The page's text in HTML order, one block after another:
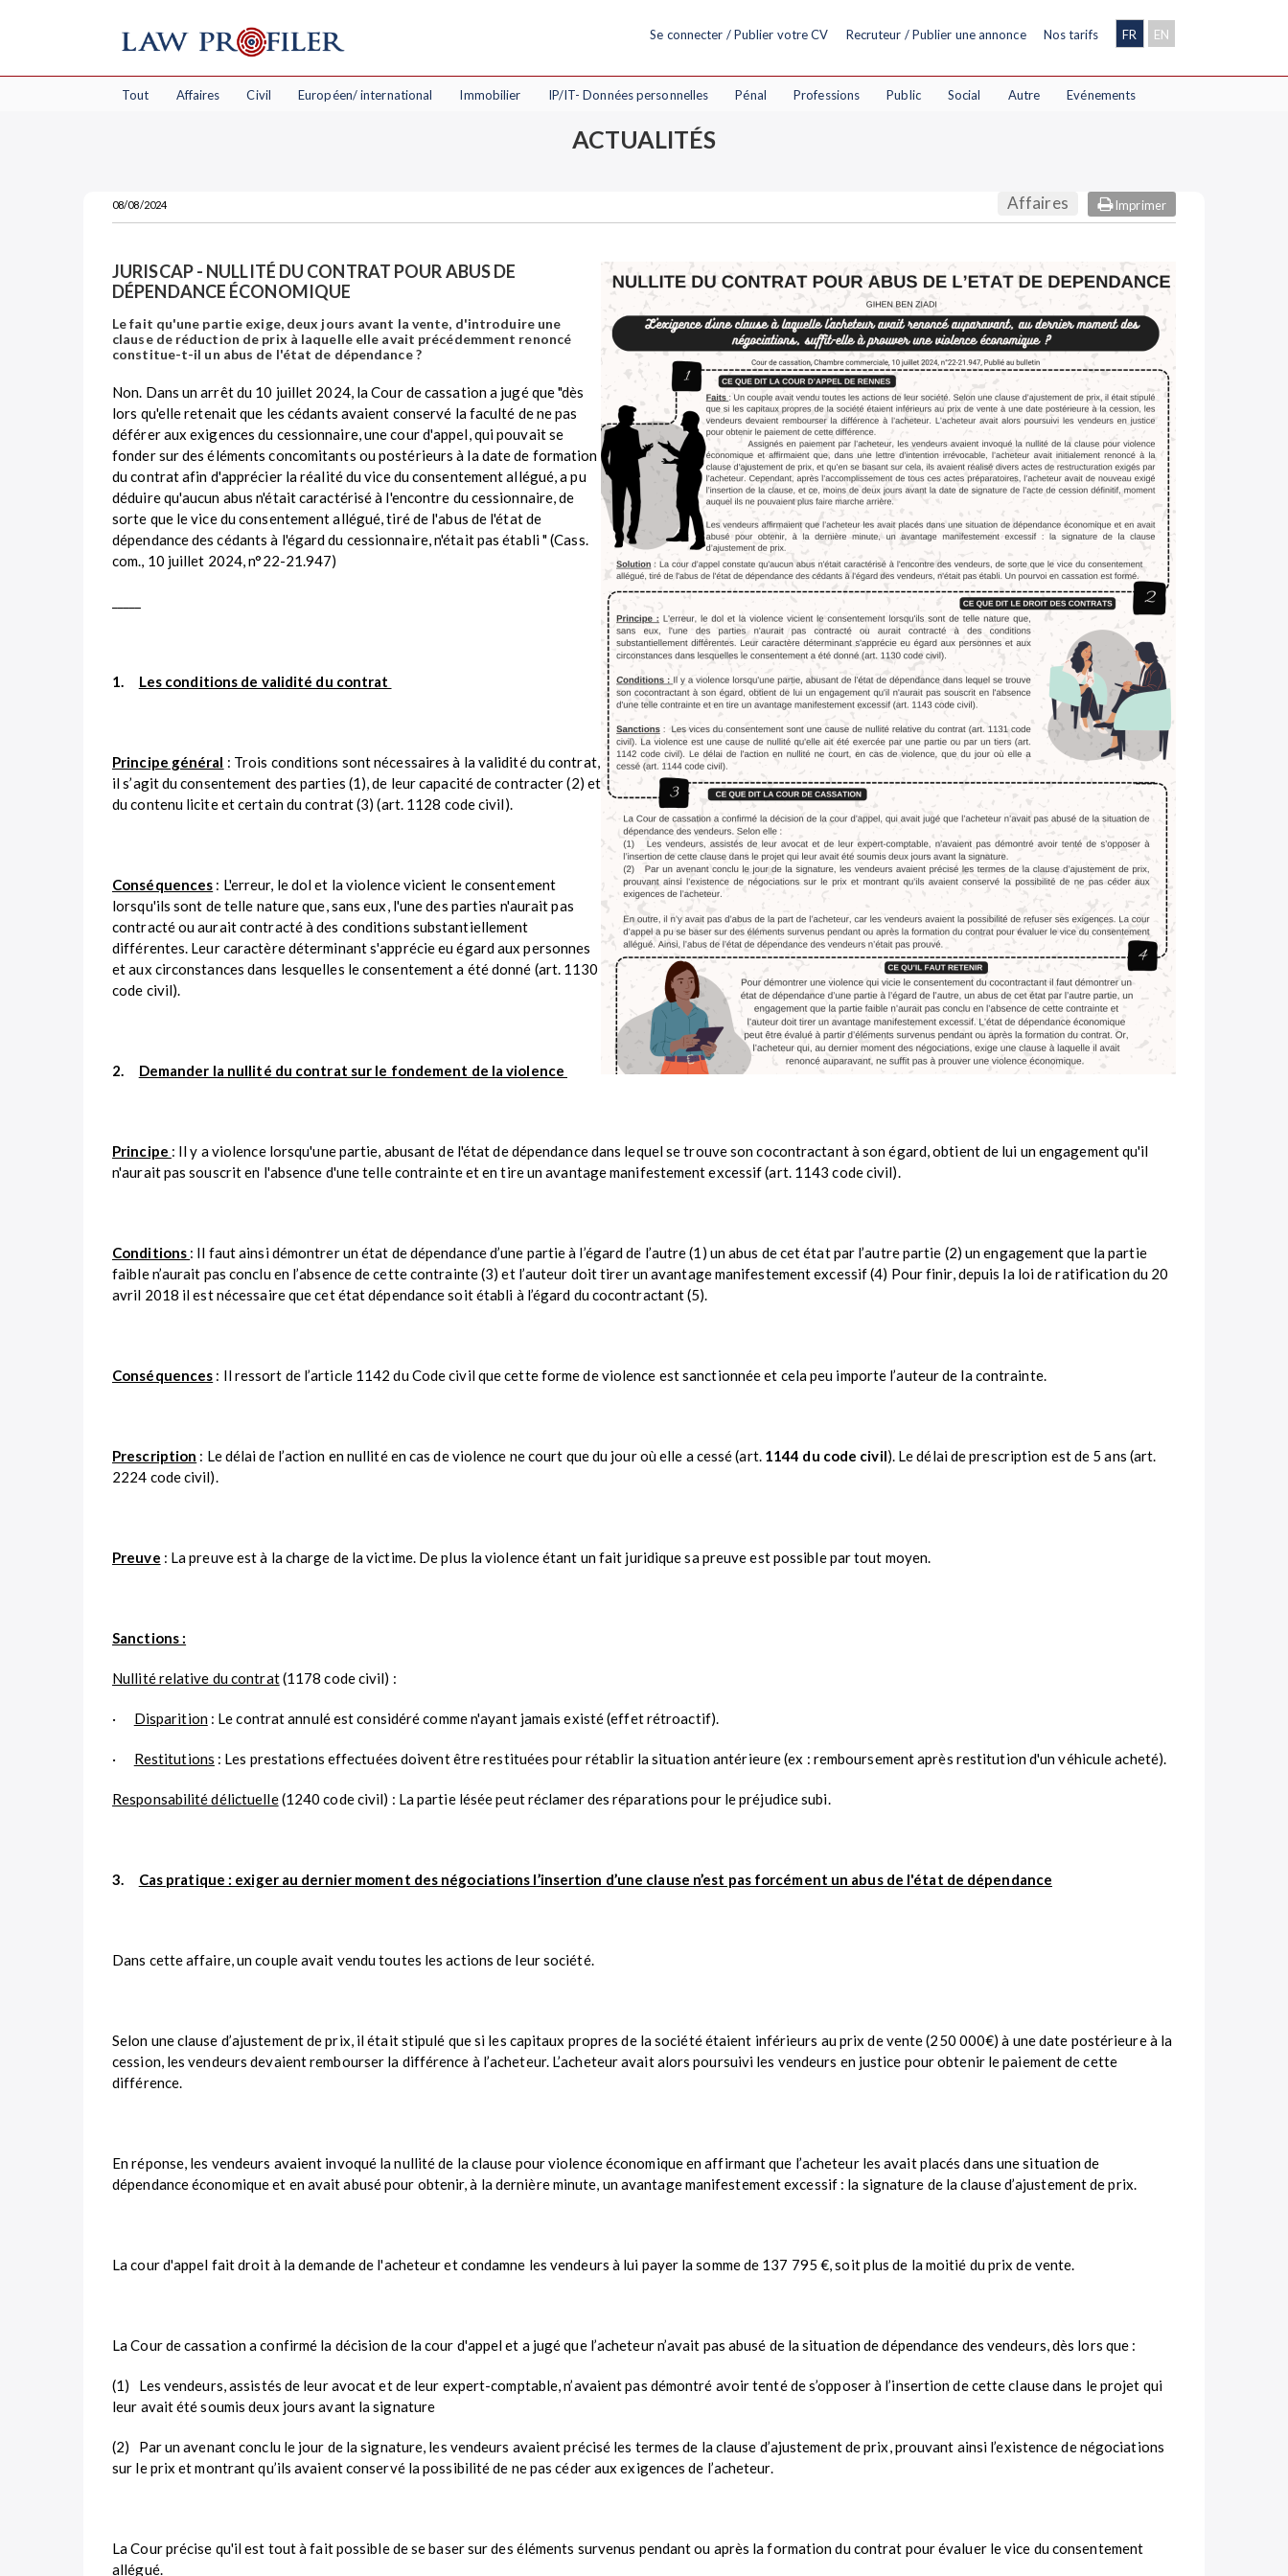
Se connecter / Publier votre CV Recruteur / Publier une annonce Nos tarifs FR EN
Tout Affaires Civil Européen/ international Immobilier IP/IT- Données personnelles Pénal Professions Public Social Autre Evénements
ACTUALITÉS
Imprimer
08/08/2024 Affaires
JURISCAP - NULLITÉ DU CONTRAT POUR ABUS DE
DÉPENDANCE ÉCONOMIQUE
Le fait qu'une partie exige, deux jours avant la vente, d'introduire une
clause de réduction de prix à laquelle elle avait précédemment renoncé
constitue-t-il un abus de l'état de dépendance ?
Non. Dans un arrêt du 10 juillet 2024, la Cour de cassation a jugé que "dès
lors qu'elle retenait que les cédants avaient conservé la faculté de ne pas
déférer aux exigences du cessionnaire, une cour d'appel, qui pouvait se
fonder sur des éléments concomitants ou postérieurs à la date de formation
du contrat afin d'apprécier la réalité du vice du consentement allégué, a pu
déduire qu'aucun abus n'était caractérisé à l'encontre du cessionnaire, de
sorte que le vice du consentement allégué, tiré de l'abus de l'état de
dépendance des cédants à l'égard du cessionnaire, n'était pas établi " (Cass.
com., 10 juillet 2024, n°22-21.947)
1. Les conditions de validité du contrat
Principe général : Trois conditions sont nécessaires à la validité du contrat,
il s’agit du consentement des parties (1), de leur capacité de contracter (2) et
du contenu licite et certain du contrat (3) (art. 1128 code civil).
Conséquences : L'erreur, le dol et la violence vicient le consentement
lorsqu'ils sont de telle nature que, sans eux, l'une des parties n'aurait pas
contracté ou aurait contracté à des conditions substantiellement
différentes. Leur caractère déterminant s'apprécie eu égard aux personnes
et aux circonstances dans lesquelles le consentement a été donné (art. 1130
code civil).
2. Demander la nullité du contrat sur le fondement de la violence
Principe : Il y a violence lorsqu'une partie, abusant de l'état de dépendance dans lequel se trouve son cocontractant à son égard, obtient de lui un engagement qu'il
n'aurait pas souscrit en l'absence d'une telle contrainte et en tire un avantage manifestement excessif (art. 1143 code civil).
Conditions : Il faut ainsi démontrer un état de dépendance d’une partie à l’égard de l’autre (1) un abus de cet état par l’autre partie (2) un engagement que la partie
faible n’aurait pas conclu en l’absence de cette contrainte (3) et l’auteur doit tirer un avantage manifestement excessif (4) Pour finir, depuis la loi de ratification du 20
avril 2018 il est nécessaire que cet état dépendance soit établi à l’égard du cocontractant (5).
Conséquences : Il ressort de l’article 1142 du Code civil que cette forme de violence est sanctionnée et cela peu importe l’auteur de la contrainte.
Prescription : Le délai de l’action en nullité en cas de violence ne court que du jour où elle a cessé (art. 1144 du code civil). Le délai de prescription est de 5 ans (art.
2224 code civil).
Preuve : La preuve est à la charge de la victime. De plus la violence étant un fait juridique sa preuve est possible par tout moyen.
Sanctions :
Nullité relative du contrat(1178 code civil) :
· Disparition: Le contrat annulé est considéré comme n'ayant jamais existé (effet rétroactif).
· Restitutions : Les prestations effectuées doivent être restituées pour rétablir la situation antérieure (ex : remboursement après restitution d'un véhicule acheté).
Responsabilité délictuelle(1240 code civil) : La partie lésée peut réclamer des réparations pour le préjudice subi.
3. Cas pratique : exiger au dernier moment des négociations l’insertion d’une clause n’est pas forcément un abus de l'état de dépendance
Dans cette affaire, un couple avait vendu toutes les actions de leur société.
Selon une clause d’ajustement de prix, il était stipulé que si les capitaux propres de la société étaient inférieurs au prix de vente (250 000€) à une date postérieure à la
cession, les vendeurs devaient rembourser la différence à l’acheteur. L’acheteur avait alors poursuivi les vendeurs en justice pour obtenir le paiement de cette
différence.
En réponse, les vendeurs avaient invoqué la nullité de la clause pour violence économique en affirmant que l’acheteur les avait placés dans une situation de
dépendance économique et en avait abusé pour obtenir, à la dernière minute, un avantage manifestement excessif : la signature de la clause d’ajustement de prix.
La cour d'appel fait droit à la demande de l'acheteur et condamne les vendeurs à lui payer la somme de 137 795 €, soit plus de la moitié du prix de vente.
La Cour de cassation a confirmé la décision de la cour d'appel et a jugé que l’acheteur n’avait pas abusé de la situation de dépendance des vendeurs, dès lors que :
(1) Les vendeurs, assistés de leur avocat et de leur expert-comptable, n’avaient pas démontré avoir tenté de s’opposer à l’insertion de cette clause dans le projet qui
leur avait été soumis deux jours avant la signature
(2) Par un avenant conclu le jour de la signature, les vendeurs avaient précisé les termes de la clause d’ajustement de prix, prouvant ainsi l’existence de négociations
sur le prix et montrant qu’ils avaient conservé la possibilité de ne pas céder aux exigences de l’acheteur.
La Cour précise qu'il est tout à fait possible de se baser sur des éléments survenus pendant ou après la formation du contrat pour évaluer le vice du consentement
allégué.